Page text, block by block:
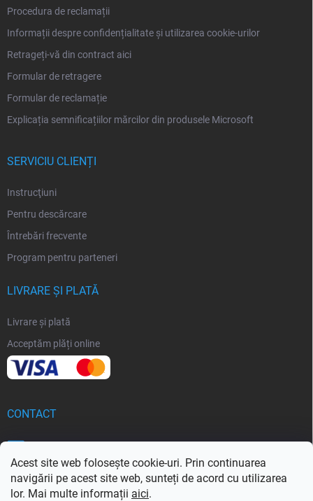
Acest site web folosește cookie-uri. Prin continuarea
navigării pe acest site web, sunteți de acord cu utilizarea
lor. Mai multe informații aici.
Procedura de reclamații
Informații despre confidențialitate și utilizarea cookie-urilor
Retrageți-vă din contract aici
Formular de retragere
Formular de reclamație
Explicația semnificațiilor mărcilor din produsele Microsoft
SERVICIU CLIENȚI
Instrucţiuni
Pentru descărcare
Întrebări frecvente
Program pentru parteneri
LIVRARE ȘI PLATĂ
Livrare și plată
Acceptăm plăți online
CONTACT